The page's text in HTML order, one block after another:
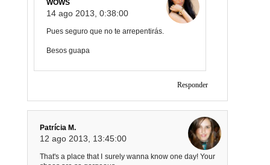
WOWS
14 ago 2013, 0:38:00
Pues seguro que no te arrepentirás.
Besos guapa
Responder
Patrícia M.
12 ago 2013, 13:45:00
That's a place that I surely wanna know one day! Your